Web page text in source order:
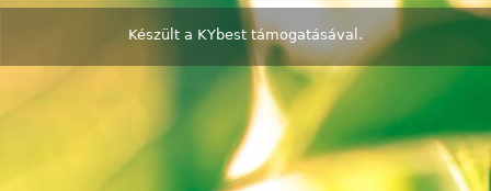
Készült a KYbest támogatásával.